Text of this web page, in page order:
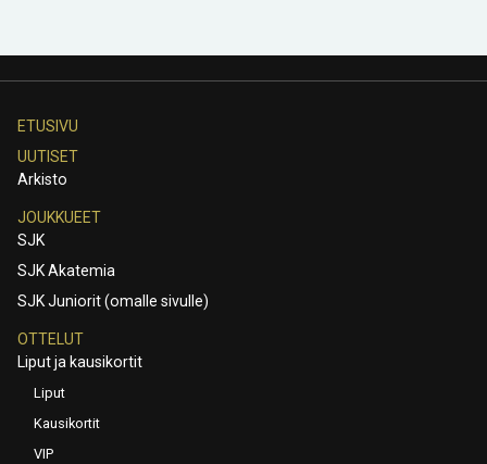
ETUSIVU
UUTISET
Arkisto
JOUKKUEET
SJK
SJK Akatemia
SJK Juniorit (omalle sivulle)
OTTELUT
Liput ja kausikortit
Liput
Kausikortit
VIP